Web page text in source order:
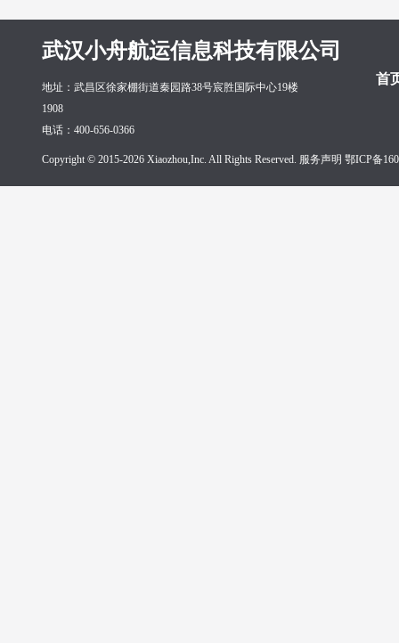
武汉小舟航运信息科技有限公司
首
地址：武昌区徐家棚街道秦园路38号宸胜国际中心19楼
1908
电话：400-656-0366
Copyright © 2015-2026 Xiaozhou,Inc. All Rights Reserved. 服务声明 鄂ICP备